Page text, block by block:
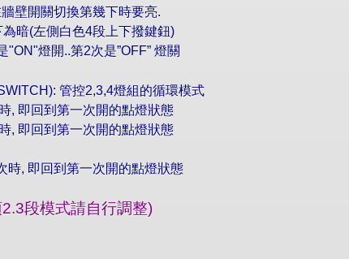
壁開關切換第幾下時要亮.
為暗(左側白色4段上下撥鍵鈕)
"ON"燈開..第2次是”OFF” 燈關
管控2,3,4燈組的循環模式
, 即回到第一次開的點燈狀態
, 即回到第一次開的點燈狀態
時, 即回到第一次開的點燈狀態
2.3段模式請自行調整)